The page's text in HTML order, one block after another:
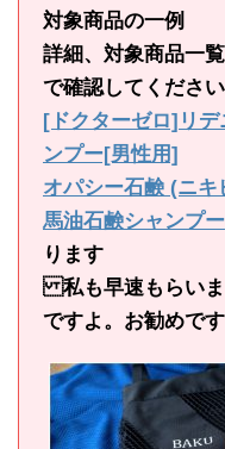
対象商品の一例
詳細、対象商品一
で確認してください
[ドクターゼロ]リデ
ンプー[男性用]
オパシー石鹸 (ニキ
馬油石鹸シャンプー
ります
私も早速もらいま
ですよ。お勧めです